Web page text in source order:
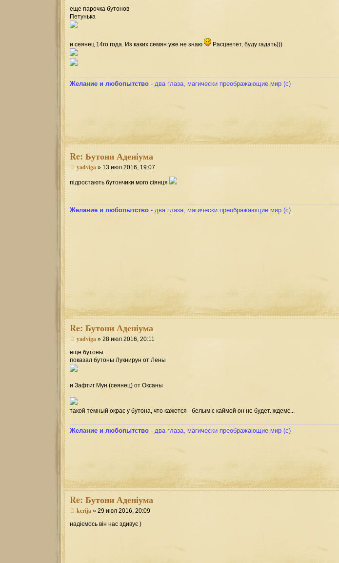
еще парочка бутонов
Петунька
и сеянец 14го года. Из каких семян уже не знаю Расцветет, буду гадать)))
Желание и любопытство - два глаза, магически преображающие мир (с)
Re: Бутони Аденіума
yadviga » 13 июл 2016, 19:07
підростають бутончики мого сіянця
Желание и любопытство - два глаза, магически преображающие мир (с)
Re: Бутони Аденіума
yadviga » 28 июл 2016, 20:11
еще бутоны
показал бутоны Лукнирун от Лены
и Зафтиг Мун (сеянец) от Оксаны
такой темный окрас у бутона, что кажется - белым с каймой он не будет. ждемс...
Желание и любопытство - два глаза, магически преображающие мир (с)
Re: Бутони Аденіума
kerija » 29 июл 2016, 20:09
надіємось він нас здивує )